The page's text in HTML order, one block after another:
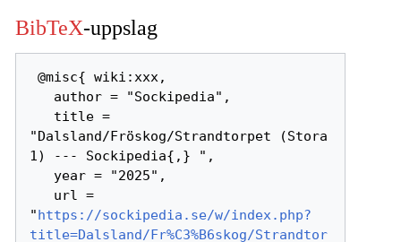
BibTeX-uppslag
@misc{ wiki:xxx,
"Dalsland/Fröskog/Strandtorpet (Stora
1) --- Sockipedia{,} ",
"https://sockipedia.se/w/index.php?
title=Dalsland/Fr%C3%B6skog/Strandtor